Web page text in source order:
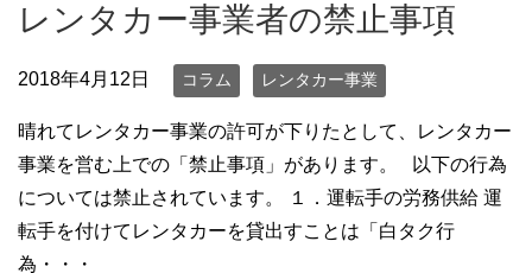
レンタカー事業者の禁止事項
2018年4月12日 コラム レンタカー事業
晴れてレンタカー事業の許可が下りたとして、レンタカー
事業を営む上での「禁止事項」があります。 以下の行為
については禁止されています。 １．運転手の労務供給 運
転手を付けてレンタカーを貸出すことは「白タク行
為・・・